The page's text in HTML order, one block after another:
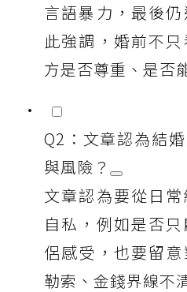
言語暴力，最後
此強調，婚前不
方是否尊重、是否
Q2：文章認為結
與風險？
文章認為要從日
自私，例如是否
侶感受，也要留
勒索、金錢界線不